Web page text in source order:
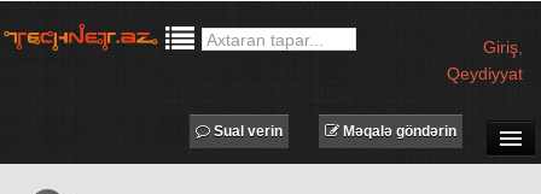
Giriş
Qeydiyyat
Məqalə göndərin
Sual verin